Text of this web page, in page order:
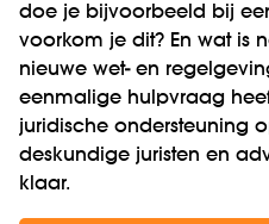
doe je bijvoorbeeld bij
voorkom je dit? En wat is
nieuwe wet- en
eenmalige hulpvraag
juridische ondersteuning
deskundige juristen en
klaar.